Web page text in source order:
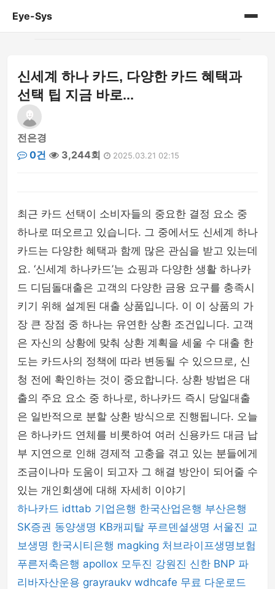
Eye-Sys
게시판
신세계 하나 카드, 다양한 카드 혜택과
선택 팁 지금 바로...
전은경
0건
3,244회 2025.03.21 02:15
최근 카드 선택이 소비자들의 중요한 결정 요소 중
하나로 떠오르고 있습니다. 그 중에서도 신세계 하나
카드는 다양한 혜택과 함께 많은 관심을 받고 있는데
요. ‘신세계 하나카드’는 쇼핑과 다양한 생활 하나카
드 디딤돌대출은 고객의 다양한 금융 요구를 충족시
키기 위해 설계된 대출 상품입니다. 이 이 상품의 가
장 큰 장점 중 하나는 유연한 상환 조건입니다. 고객
은 자신의 상황에 맞춰 상환 계획을 세울 수 대출 한
도는 카드사의 정책에 따라 변동될 수 있으므로, 신
청 전에 확인하는 것이 중요합니다. 상환 방법은 대
출의 주요 요소 중 하나로, 하나카드 즉시 당일대출
은 일반적으로 분할 상환 방식으로 진행됩니다. 오늘
은 하나카드 연체를 비롯하여 여러 신용카드 대금 납
부 지연으로 인해 경제적 고충을 겪고 있는 분들에게
조금이나마 도움이 되고자 그 해결 방안이 되어줄 수
있는 개인회생에 대해 자세히 이야기
하나카드 idttab 기업은행 한국산업은행 부산은행
SK증권 동양생명 KB캐피탈 푸르덴셜생명 서울진 교
보생명 한국시티은행 magking 처브라이프생명보험
푸른저축은행 apollox 모두진 강원진 신한 BNP 파
리바자산운용 grayraukv wdhcafe 무료 다운로드